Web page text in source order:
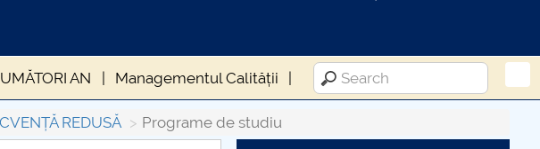
AN Managementul Calității
REDUSĂ Programe de studiu